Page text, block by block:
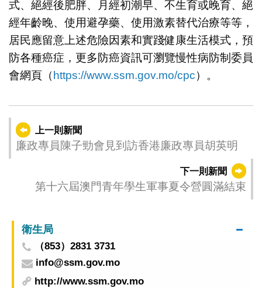
式、絕經後肥胖、月經初潮早、不生育或晚育、絕
經年齡晚、使用避孕藥、使用激素替代治療等等，
居民應留意上述危險因素和實踐健康生活模式，預
防各種癌症，更多防癌資訊可瀏覽慢性病防制委員
會網頁（ https://www.ssm.gov.mo/cpc）。
上一則新聞
廉政專員陳子勁會見到訪香港廉政專員胡英明
下一則新聞
第十六屆澳門青年學生軍事夏令營圓滿結束
衛生局
（853）2831 3731
info@ssm.gov.mo
http://www.ssm.gov.mo